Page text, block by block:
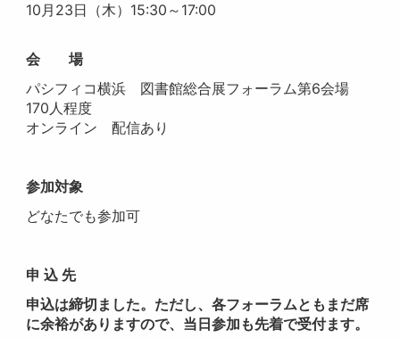
10月23日（木）15:30～17:00
会 場
パシフィコ横浜 図書館総合展フォーラム第6会場
170人程度
オンライン 配信あり
参加対象
どなたでも参加可
申 込 先
申込は締切ました。ただし、各フォーラムともまだ席
に余裕がありますので、当日参加も先着で受付ます。